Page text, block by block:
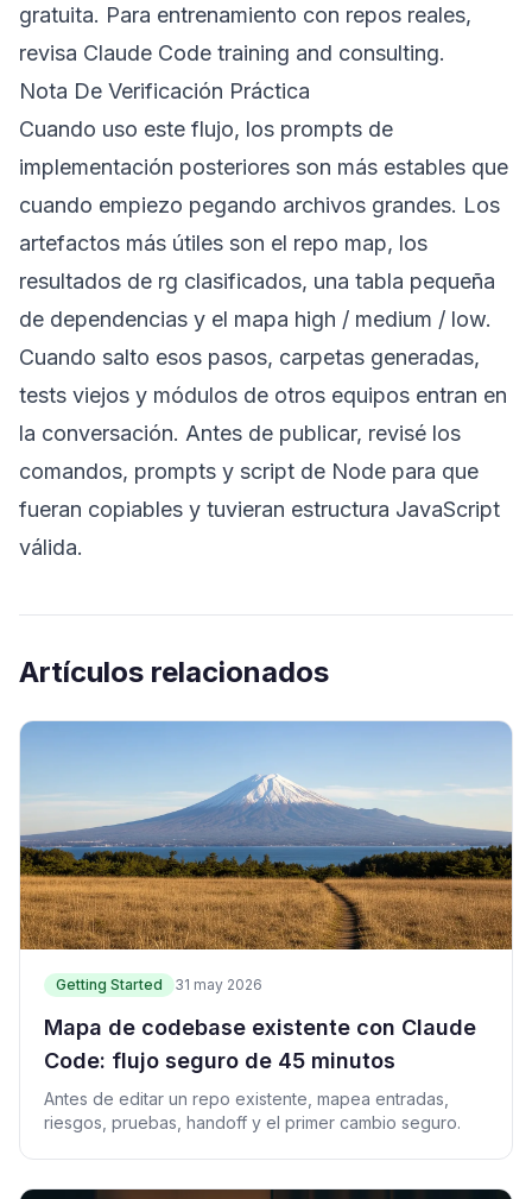
gratuita. Para entrenamiento con repos reales,
revisa Claude Code training and consulting.
Nota De Verificación Práctica
Cuando uso este flujo, los prompts de
implementación posteriores son más estables que
cuando empiezo pegando archivos grandes. Los
artefactos más útiles son el repo map, los
resultados de rg clasificados, una tabla pequeña
de dependencias y el mapa high / medium / low.
Cuando salto esos pasos, carpetas generadas,
tests viejos y módulos de otros equipos entran en
la conversación. Antes de publicar, revisé los
comandos, prompts y script de Node para que
fueran copiables y tuvieran estructura JavaScript
válida.
Artículos relacionados
Getting Started 31 may 2026
Mapa de codebase existente con Claude
Code: flujo seguro de 45 minutos
Antes de editar un repo existente, mapea entradas,
riesgos, pruebas, handoff y el primer cambio seguro.